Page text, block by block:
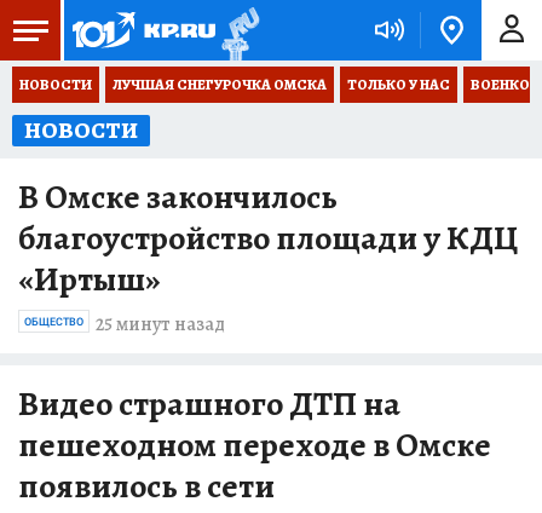
НОВОСТИ ЛУЧШАЯ СНЕГУРОЧКА ОМСКА ТОЛЬКО У НАС
НОВОСТИ
В Омске закончилось
благоустройство площади у КДЦ
«Иртыш»
25 минут назад
ОБЩЕСТВО
Видео страшного ДТП на
пешеходном переходе в Омске
появилось в сети